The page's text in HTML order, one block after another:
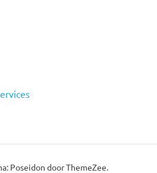
Poseidon door ThemeZee.